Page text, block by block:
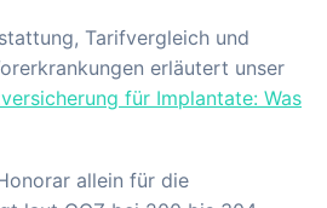
Tarifvergleich und
erläutert unser
für Implantate: Was
allein für die